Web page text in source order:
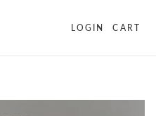
LOGIN CART